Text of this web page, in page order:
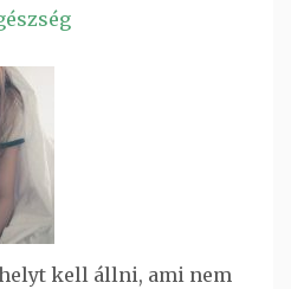
kell állni, ami nem